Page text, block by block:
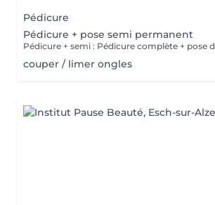
Pédicure
Pédicure + pose semi permanent
couper / limer ongles